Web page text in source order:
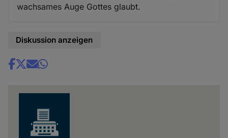
wachsames Auge Gottes glaubt.
Diskussion anzeigen
Share